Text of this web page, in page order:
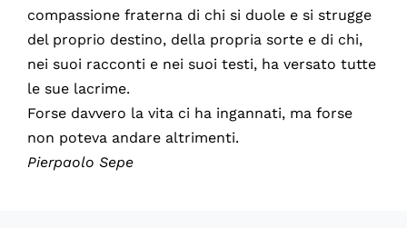
compassione fraterna di chi si duole e si strugge
del proprio destino, della propria sorte e di chi,
nei suoi racconti e nei suoi testi, ha versato tutte
le sue lacrime.
Forse davvero la vita ci ha ingannati, ma forse
non poteva andare altrimenti.
Pierpaolo Sepe